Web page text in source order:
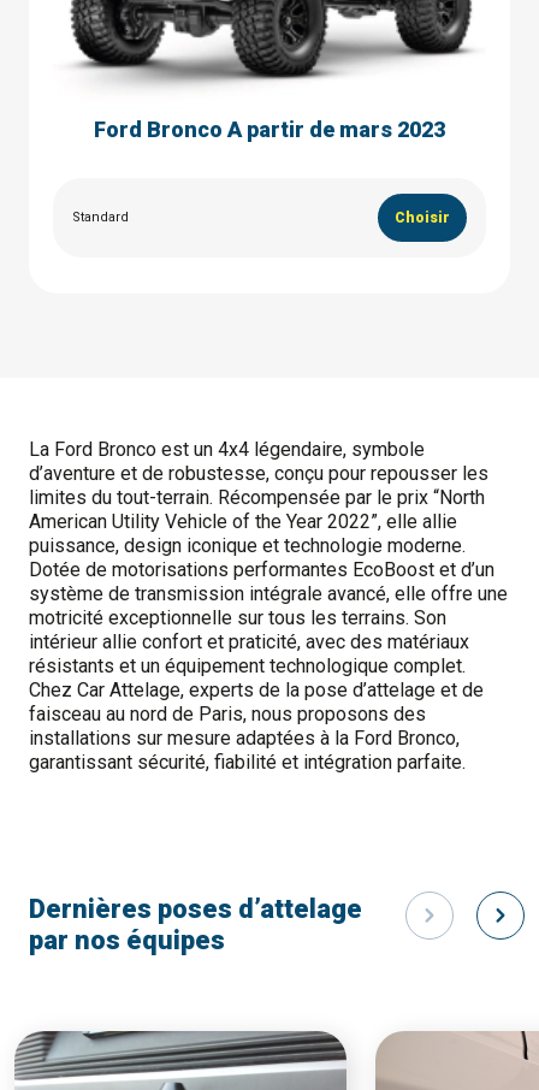
Ford Bronco A partir de mars 2023
Standard Choisir
La Ford Bronco est un 4x4 légendaire, symbole
d’aventure et de robustesse, conçu pour repousser les
limites du tout-terrain. Récompensée par le prix “North
American Utility Vehicle of the Year 2022”, elle allie
puissance, design iconique et technologie moderne.
Dotée de motorisations performantes EcoBoost et d’un
système de transmission intégrale avancé, elle offre une
motricité exceptionnelle sur tous les terrains. Son
intérieur allie confort et praticité, avec des matériaux
résistants et un équipement technologique complet.
Chez Car Attelage, experts de la pose d’attelage et de
faisceau au nord de Paris, nous proposons des
installations sur mesure adaptées à la Ford Bronco,
garantissant sécurité, fiabilité et intégration parfaite.
Dernières poses d’attelage
par nos équipes